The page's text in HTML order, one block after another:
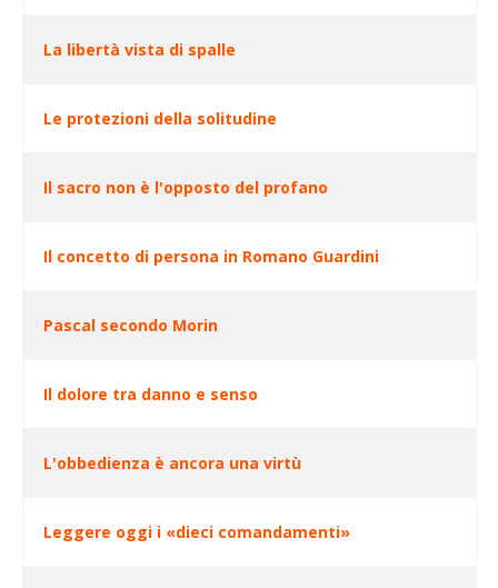
La libertà vista di spalle
Le protezioni della solitudine
Il sacro non è l'opposto del profano
Il concetto di persona in Romano Guardini
Pascal secondo Morin
Il dolore tra danno e senso
L'obbedienza è ancora una virtù
Leggere oggi i «dieci comandamenti»